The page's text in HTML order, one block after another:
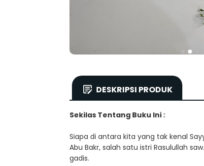
DESKRIPSI PRODUK
Sekilas Tentang Buku Ini :
Siapa di antara kita yang tak kenal
Abu Bakr, salah satu istri Rasulullah
gadis.